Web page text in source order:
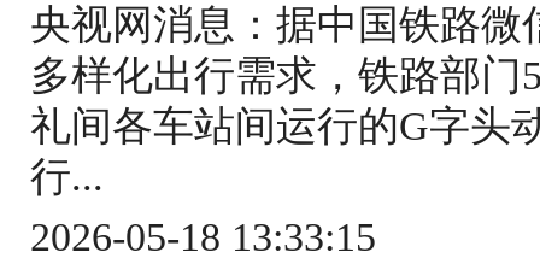
央视网消息：据中国铁路
多样化出行需求，铁路部门
礼间各车站间运行的G字头
行...
2026-05-18 13:33:15